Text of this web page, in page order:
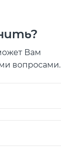
Вам
вопросами.